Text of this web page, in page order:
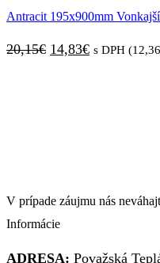
20,82€.14,04€.
Antracit 195x900mm
20,15€ Pôvodná
14,83€Aktuálna
s DPH (12,36
V prípade záujmu nás
Informácie
ADRESA: Považská